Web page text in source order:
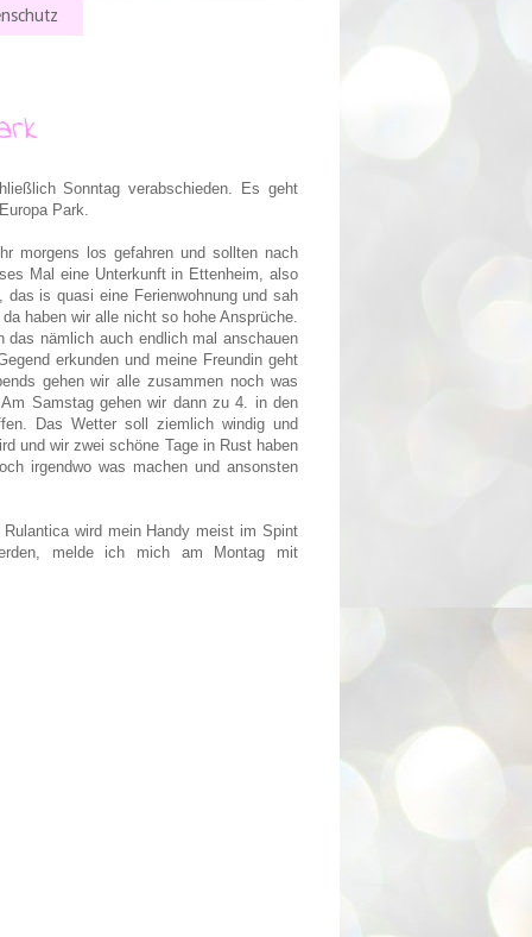
Sonntag verabschieden. Es geht
Park.
morgens los gefahren und sollten nach
Mal eine Unterkunft in Ettenheim, also
is quasi eine Ferienwohnung und sah
haben wir alle nicht so hohe Ansprüche.
nämlich auch endlich mal anschauen
erkunden und meine Freundin geht
gehen wir alle zusammen noch was
Samstag gehen wir dann zu 4. in den
Das Wetter soll ziemlich windig und
und wir zwei schöne Tage in Rust haben
irgendwo was machen und ansonsten
wird mein Handy meist im Spint
melde ich mich am Montag mit